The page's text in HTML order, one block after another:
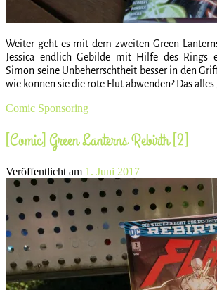
Weiter geht es mit dem zweiten Green
Jessica endlich Gebilde mit Hilfe des Rings
Simon seine Unbeherrschtheit besser in den
wie können sie die rote Flut abwenden? Das alles
Comic Sponsoring
[Comic] Green Lanterns Rebirth [2]
Veröffentlicht am 1. Juni 2017